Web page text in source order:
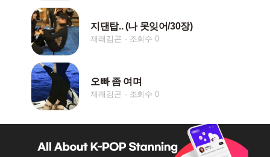
지댄탑.. (나 못잊어/30장)
재래김곤 조회수 0
오빠 좀 여며
재래김곤 조회수 0